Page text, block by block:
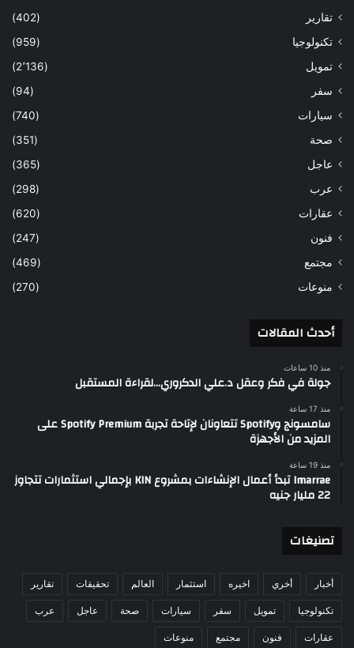
تقارير
(402)
تكنولوجيا
(959)
تمويل
(2٬136)
سفر
(94)
سيارات
(740)
صحة
(351)
عاجل
(365)
عرب
(298)
عقارات
(620)
فنون
(247)
مجتمع
(469)
منوعات
(270)
أحدث المقالات
منذ 10 ساعات
جولة في فكر وعقل د.علي الدكروري…لقراءة المستقبل
منذ 17 ساعة
سامسونج وSpotify تتعاونان لإتاحة تجربة Spotify Premium على
المزيد من الأجهزة
منذ 19 ساعة
Imarrae تبدأ أعمال الإنشاءات بمشروع KIN بإجمالي استثمارات تتجاوز
22 مليار جنيه
تصنيغات
أخبار أخري اخيره استثمار العالم تحقيقات تقارير
تكنولوجيا تمويل سفر سيارات صحة عاجل عرب
عقارات فنون مجتمع منوعات